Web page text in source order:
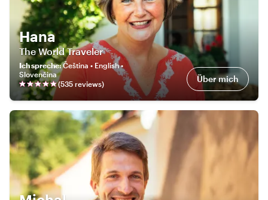
Hana
The World Traveler
Ich spreche:Čeština • English •
Slovenčina
(535 reviews) Über mich